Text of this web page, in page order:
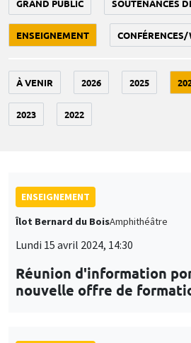
GRAND PUBLIC SOUTENANCES
ENSEIGNEMENT
À VENIR 2026 2025
2023 2022
ENSEIGNEMENT
Îlot Bernard du BoisAmphithéâtre
Lundi 15 avril 2024, 14:30
Réunion d'information
nouvelle offre de